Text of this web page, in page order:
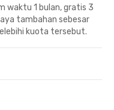
waktu 1 bulan, gratis 3
tambahan sebesar
kuota tersebut.